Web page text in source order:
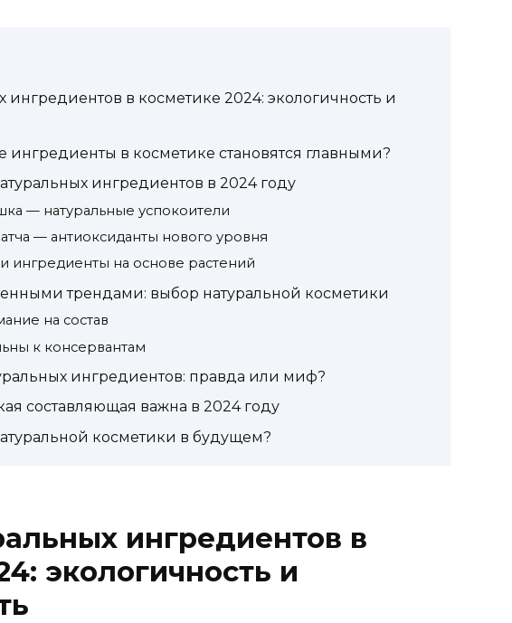
ингредиентов в косметике 2024: экологичность и
ингредиенты в косметике становятся главными?
ингредиентов в 2024 году
— натуральные успокоители
— антиоксиданты нового уровня
ингредиенты на основе растений
трендами: выбор натуральной косметики
на состав
к консервантам
ингредиентов: правда или миф?
составляющая важна в 2024 году
косметики в будущем?
ингредиентов в
экологичность и